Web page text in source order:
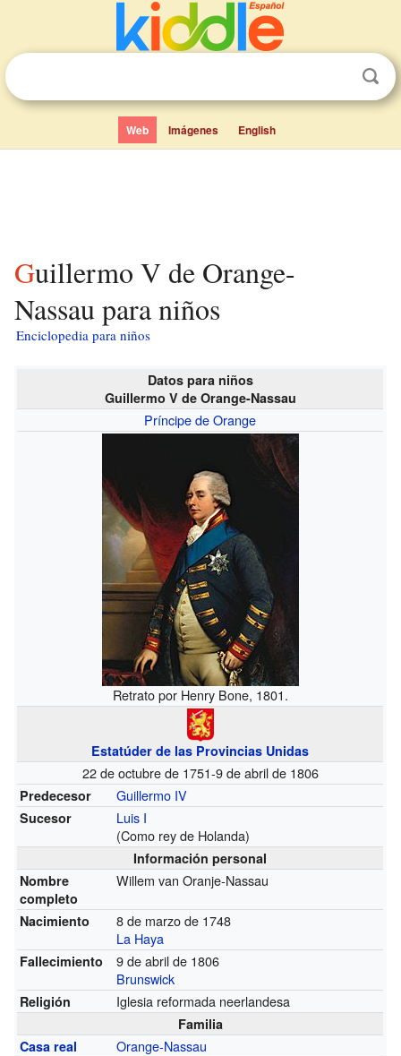
Web Imágenes English
Guillermo V de Orange-
Nassau para niños
Enciclopedia para niños
Datos para niños
Guillermo V de Orange-Nassau
Príncipe de Orange
Retrato por Henry Bone, 1801.
Estatúder de las Provincias Unidas
22 de octubre de 1751-9 de abril de 1806
Predecesor Guillermo IV
Sucesor
Luis I
(Como rey de Holanda)
Información personal
Nombre
completo
Willem van Oranje-Nassau
Nacimiento
8 de marzo de 1748
La Haya
Fallecimiento
9 de abril de 1806
Brunswick
Religión Iglesia reformada neerlandesa
Familia
Casa real
Orange-Nassau